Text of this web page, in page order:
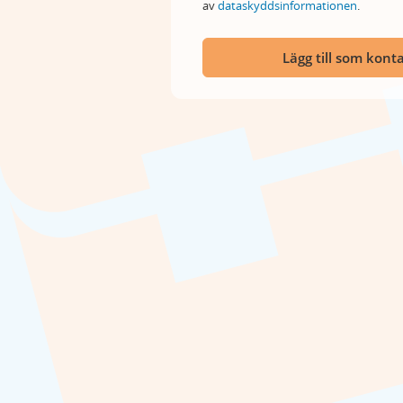
avdataskyddsinformationen.
Lägg till som